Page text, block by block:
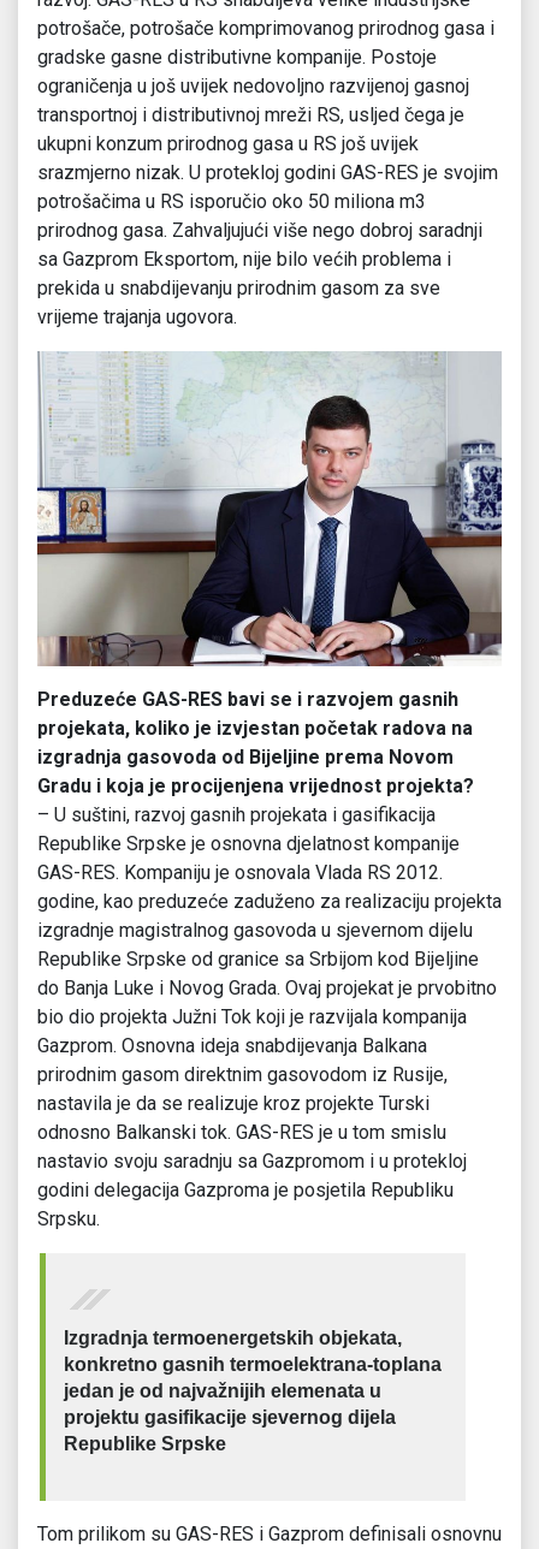
potrošače, potrošače komprimovanog prirodnog gasa i
gradske gasne distributivne kompanije. Postoje
ograničenja u još uvijek nedovoljno razvijenoj gasnoj
transportnoj i distributivnoj mreži RS, usljed čega je
ukupni konzum prirodnog gasa u RS još uvijek
srazmjerno nizak. U protekloj godini GAS-RES je svojim
potrošačima u RS isporučio oko 50 miliona m3
prirodnog gasa. Zahvaljujući više nego dobroj saradnji
sa Gazprom Eksportom, nije bilo većih problema i
prekida u snabdijevanju prirodnim gasom za sve
vrijeme trajanja ugovora.
Preduzeće GAS-RES bavi se i razvojem gasnih
projekata, koliko je izvjestan početak radova na
izgradnja gasovoda od Bijeljine prema Novom
Gradu i koja je procijenjena vrijednost projekta?
– U suštini, razvoj gasnih projekata i gasifikacija
Republike Srpske je osnovna djelatnost kompanije
GAS-RES. Kompaniju je osnovala Vlada RS 2012.
godine, kao preduzeće zaduženo za realizaciju projekta
izgradnje magistralnog gasovoda u sjevernom dijelu
Republike Srpske od granice sa Srbijom kod Bijeljine
do Banja Luke i Novog Grada. Ovaj projekat je prvobitno
bio dio projekta Južni Tok koji je razvijala kompanija
Gazprom. Osnovna ideja snabdijevanja Balkana
prirodnim gasom direktnim gasovodom iz Rusije,
nastavila je da se realizuje kroz projekte Turski
odnosno Balkanski tok. GAS-RES je u tom smislu
nastavio svoju saradnju sa Gazpromom i u protekloj
godini delegacija Gazproma je posjetila Republiku
Srpsku.
Izgradnja termoenergetskih objekata,
konkretno gasnih termoelektrana-toplana
jedan je od najvažnijih elemenata u
projektu gasifikacije sjevernog dijela
Republike Srpske
Tom prilikom su GAS-RES i Gazprom definisali osnovnu